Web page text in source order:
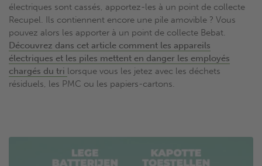
électriques sont cassés, apportez-les à un point de collecte
Recupel. Ils contiennent encore une pile amovible ? Vous
pouvez alors les apporter à un point de collecte Bebat.
Découvrez dans cet article comment les appareils
électriques et les piles mettent en danger les employés
chargés du tri lorsque vous les jetez avec les déchets
résiduels, les PMC ou les papiers-cartons.